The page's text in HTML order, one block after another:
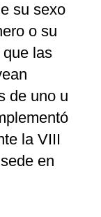
su sexo
o su
las
de uno u
la VIII
en